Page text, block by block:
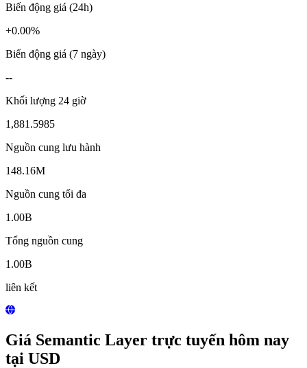
Biến động giá (24h)
+0.00%
Biến động giá (7 ngày)
--
Khối lượng 24 giờ
1,881.5985
Nguồn cung lưu hành
148.16M
Nguồn cung tối đa
1.00B
Tổng nguồn cung
1.00B
liên kết
Giá Semantic Layer trực tuyến hôm nay
tại USD